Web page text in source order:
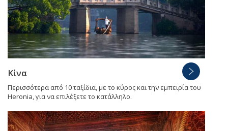
Κίνα
Περισσότερα από 10 ταξίδια, με το κύρος και την εμπειρία του
Heronia, για να επιλέξετε το κατάλληλο.